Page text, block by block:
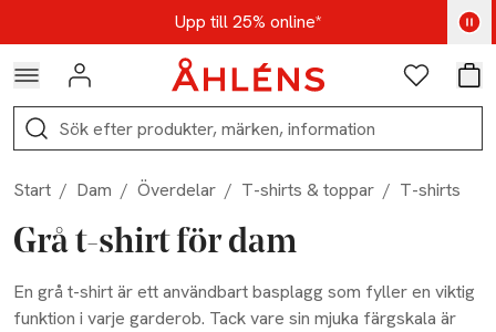
Hoppa till navigationsmenynUpp till 25% online*
Kod: AUG25 - Shoppa nu
Logga in Favoriter
Sök
Start / Dam / Överdelar / T-shirts & toppar / T-shirts
Grå t-shirt för dam
En grå t-shirt är ett användbart basplagg som fyller en viktig
funktion i varje garderob. Tack vare sin mjuka färgskala är